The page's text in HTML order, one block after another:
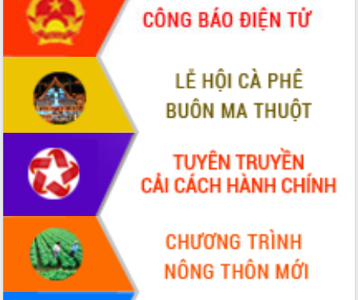
Quyết liệt cải cách hành chính, khơi
thông nguồn lực phát triển
Nâng cao hiệu lực, hiệu quả HĐND
tỉnh thông qua hiện đại hóa hành chính
Xã Ea Phê gắn cải cách hành chính với
chuyển đổi số
Phó Chủ tịch Thường trực UBND tỉnh
Hồ Thị Nguyên Thảo làm việc tại Trung
tâm Phục vụ hành chính công xã Ea
Phê
Xây dựng nền hành chính số đồng
hành cùng nông dân dân, doanh nghiệp
Giai đoạn 2026-2030, Đắk Lắk phấn
đấu có 77% xã đạt chuẩn nông thôn
mới
Chuyển đổi số 'mở đường' cho nông
nghiệp Đắk Lắk tăng trưởng bứt phá